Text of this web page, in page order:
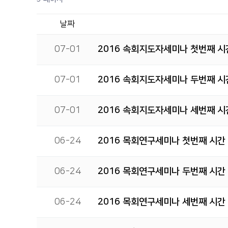
날짜
07-01 2016 속회지도자세미나 첫번째 시
07-01 2016 속회지도자세미나 두번째 시
07-01 2016 속회지도자세미나 세번째 시
06-24 2016 목회연구세미나 첫번째 시간
06-24 2016 목회연구세미나 두번째 시간
06-24 2016 목회연구세미나 세번째 시간